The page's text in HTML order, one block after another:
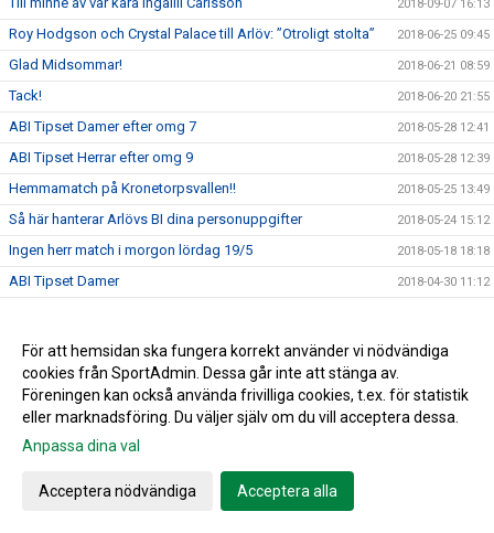
2018-09-07 16:13
Roy Hodgson och Crystal Palace till Arlöv: ”Otroligt stolta” 2018-06-25 09:45
Glad Midsommar! 2018-06-21 08:59
Tack! 2018-06-20 21:55
ABI Tipset Damer efter omg 7 2018-05-28 12:41
ABI Tipset Herrar efter omg 9 2018-05-28 12:39
Hemmamatch på Kronetorpsvallen!! 2018-05-25 13:49
Så här hanterar Arlövs BI dina personuppgifter 2018-05-24 15:12
Ingen herr match i morgon lördag 19/5 2018-05-18 18:18
ABI Tipset Damer 2018-04-30 11:12
Herrseniorer spelar hemma i kväll! 2018-04-23 14:52
Hemma premiär för vårt Damlag!!! 2018-04-20 09:46
Missa inte årets ABI cup den 30 juni 2018-04-17 10:52
Skånes Idrottsledare Stipendier-2018
Ett rykande färskt ABI blad....
För att hemsidan ska fungera korrekt använder vi nödvändiga
cookies från SportAdmin. Dessa går inte att stänga av.
Föreningen kan också använda frivilliga cookies, t.ex. för statistik
eller marknadsföring. Du väljer själv om du vill acceptera dessa.
Anpassa dina val
Acceptera nödvändiga Acceptera alla